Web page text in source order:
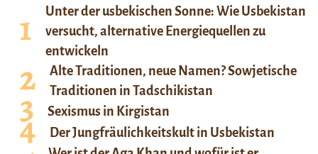
Unter der usbekischen Sonne: Wie Usbekistan
versucht, alternative Energiequellen zu
entwickeln
Alte Traditionen, neue Namen? Sowjetische
Traditionen in Tadschikistan
Sexismus in Kirgistan
Der Jungfräulichkeitskult in Usbekistan